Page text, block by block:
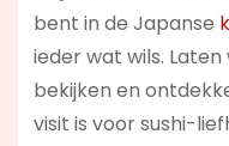
bent in de Japanse
ieder wat wils.
bekijken en
visit is voor sushi-